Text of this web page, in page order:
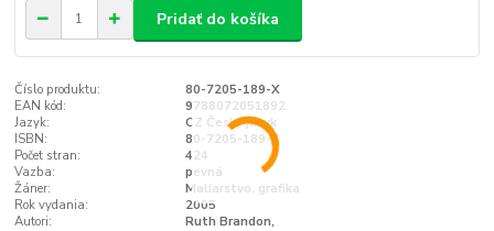
Pridať do košíka
Číslo produktu:
80-7205-189-X
EAN kód:
9788072051892
Jazyk:
CZ Český jazyk
ISBN:
80-7205-189-X
Počet stran:
424
Vazba:
pevná
Žáner:
Maliarstvo, grafika
Rok vydania:
2005
Autori:
Ruth Brandon,